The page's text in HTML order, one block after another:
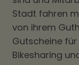
Stadt fahren
von ihrem
Gutscheine
Bikesharing